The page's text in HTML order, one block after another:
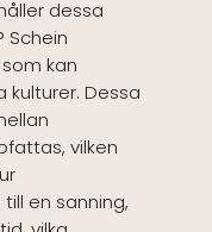
dessa
Schein
kan
kulturer. Dessa
vilken
en sanning,